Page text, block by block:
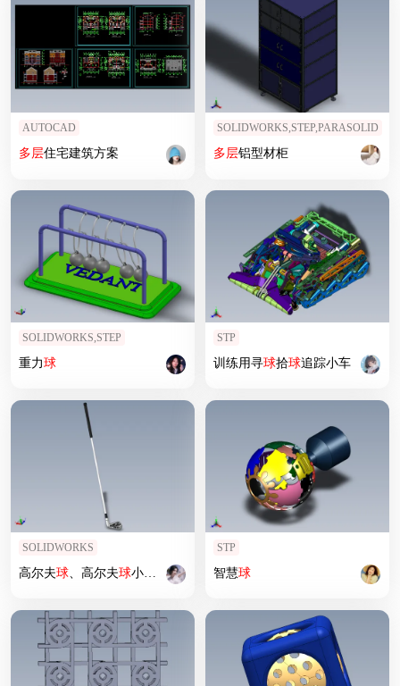
AUTOCAD
多层住宅建筑方案
SOLIDWORKS,STEP,PARASOLID
多层铝型材柜
SOLIDWORKS,STEP
重力球
STP
训练用寻球拾球追踪小车
SOLIDWORKS
高尔夫球、高尔夫球小车、高尔夫 球装备golf iron SW
STP
智慧球